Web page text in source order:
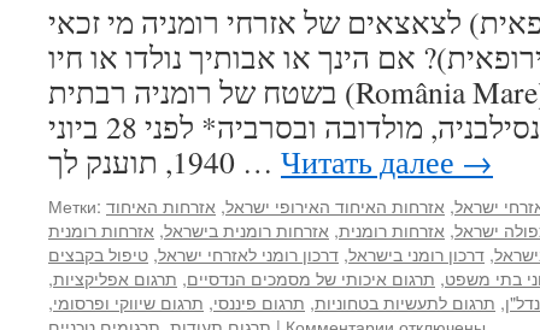
לצאצאים של אזרחי רומניה מי זכאי
אם הינך או אבותיך נולדו או חיו
בשטח של רומניה רבתית (România Mare), שכללה בין היתר את
אדמות בוקובינה, טרנסילבניה, מולדובה ובסרביה* לפני 28 ביוני
1940, תוענק לך … Читать далее →
Метки: ישראל, אזרחות האיחוד האירופי ישראל, אזרחות האיחוד
ישראל, אזרחות רומנית, אזרחות רומנית בישראל, אזרחות רומנית
, דרכון רומני בישראל, דרכון רומני לאזרחי ישראל, טיפול בקבצים
בתי משפט, תרגום איכותי של מסמכים הנדסיים, תרגום אפליקציות,
, תרגום לתעשיות בטחוניות, תרגום פיננסי, תרגום שיווקי ופרסומי,
к